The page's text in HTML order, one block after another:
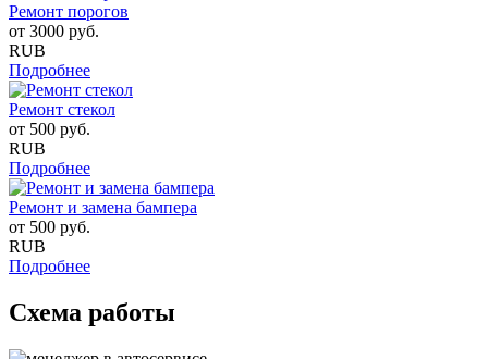
Ремонт порогов
от 3000 руб.
RUB
Подробнее
Ремонт стекол
от 500 руб.
RUB
Подробнее
Ремонт и замена бампера
от 500 руб.
RUB
Подробнее
Схема работы